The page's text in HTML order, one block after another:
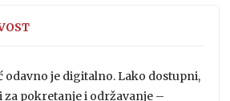
odavno je digitalno. Lako dostupni,
pokretanje i održavanje –